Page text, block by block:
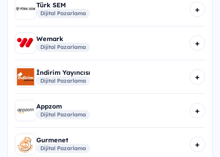
Türk SEM
Dijital Pazarlama +
Wemark
Dijital Pazarlama +
İndirim Yayıncısı
Dijital Pazarlama +
Appzom
Dijital Pazarlama +
Gurmenet
Dijital Pazarlama +